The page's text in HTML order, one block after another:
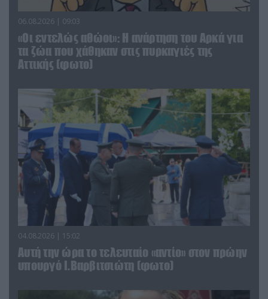
06.08.2026 | 09:03
«Οι εντελώς αθώοι»: Η ανάρτηση του Αρκά για
τα ζώα που χάθηκαν στις πυρκαγιές της
Αττικής (φωτο)
04.08.2026 | 15:02
Αυτή την ώρα το τελευταίο «αντίο» στον πρώην
υπουργό Ι.Βαρβιτσιώτη (φωτο)